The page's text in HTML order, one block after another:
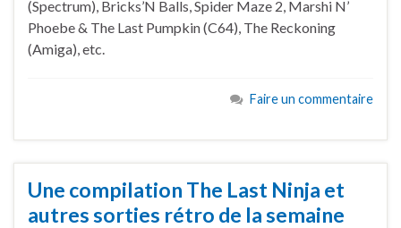
(Spectrum), Bricks’N Balls, Spider Maze 2, Marshi N’
Phoebe & The Last Pumpkin (C64), The Reckoning
(Amiga), etc.
Faire un commentaire
Une compilation The Last Ninja et
autres sorties rétro de la semaine